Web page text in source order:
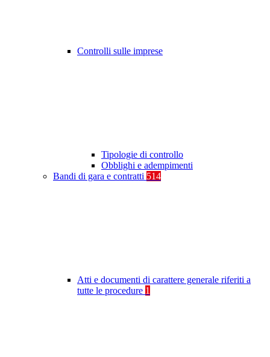
Controlli sulle imprese
Tipologie di controllo
Obblighi e adempimenti
Bandi di gara e contratti 514
Atti e documenti di carattere generale riferiti a
tutte le procedure 1